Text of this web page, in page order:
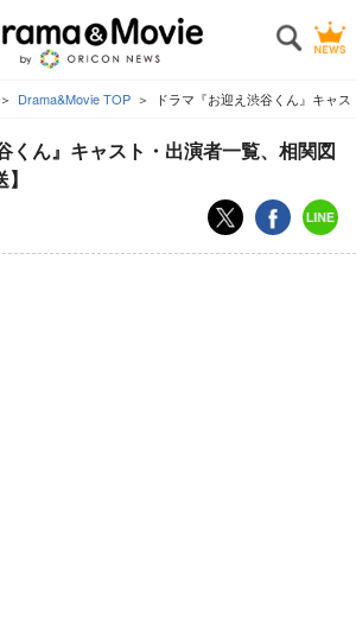
Drama&Movie TOP ドラマ『お迎え渋谷くん』キャ
くん』キャスト・出演者一覧、相関図